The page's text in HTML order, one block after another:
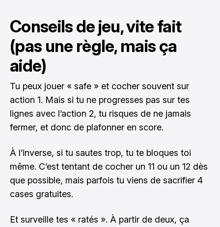
Conseils de jeu, vite fait
(pas une règle, mais ça
aide)
Tu peux jouer « safe » et cocher souvent sur
action 1. Mais si tu ne progresses pas sur tes
lignes avec l’action 2, tu risques de ne jamais
fermer, et donc de plafonner en score.
À l’inverse, si tu sautes trop, tu te bloques toi
même. C’est tentant de cocher un 11 ou un 12 dès
que possible, mais parfois tu viens de sacrifier 4
cases gratuites.
Et surveille tes « ratés ». À partir de deux, ça